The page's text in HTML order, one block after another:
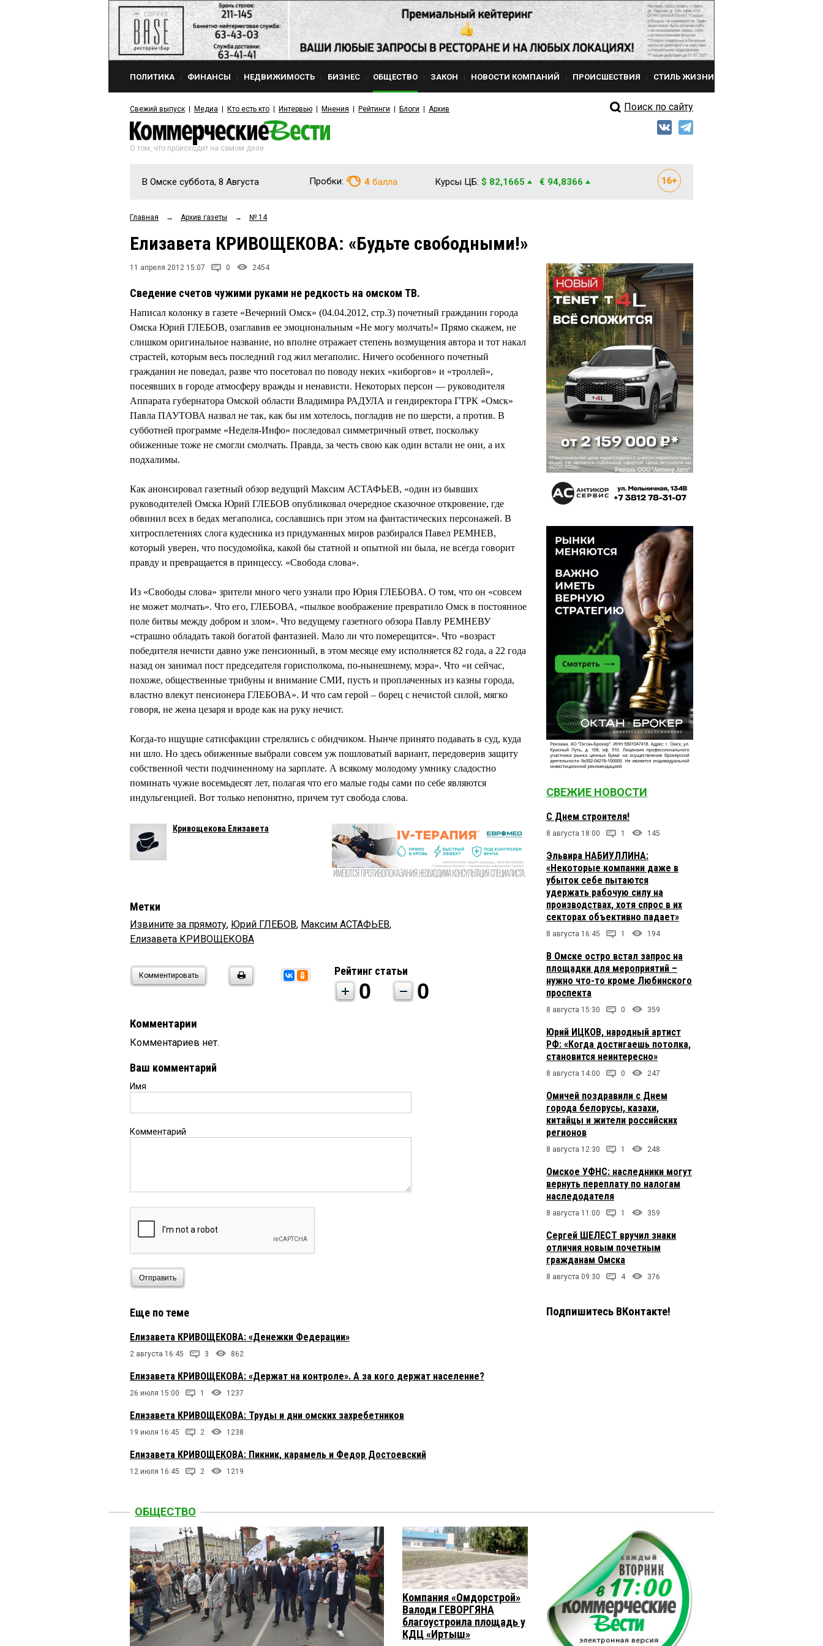
ПОЛИТИКА ФИНАНСЫ НЕДВИЖИМОСТЬ БИЗНЕС ОБЩЕСТВО ЗАКОН НОВОСТИ КОМПАНИЙ ПРОИСШЕСТВИЯ СТИЛЬ ЖИЗНИ
Свежий выпуск Медиа Кто есть кто Интервью Мнения Рейтинги Блоги Архив Поиск по сайту
О том, что происходит на самом деле
В Омске суббота, 8 Августа Пробки: 4 балла Курсы ЦБ: $ 82,1665 € 94,8366
Главная → Архив газеты → № 14
Елизавета КРИВОЩЕКОВА: «Будьте свободными!»
11 апреля 2012 15:07 0 2454
Сведение счетов чужими руками не редкость на омском ТВ.
Написал колонку в газете «Вечерний Омск» (04.04.2012, стр.3) почетный гражданин города
Омска Юрий ГЛЕБОВ, озаглавив ее эмоциональным «Не могу молчать!» Прямо скажем, не
слишком оригинальное название, но вполне отражает степень возмущения автора и тот накал
страстей, которым весь последний год жил мегаполис. Ничего особенного почетный
гражданин не поведал, разве что посетовал по поводу неких «киборгов» и «троллей»,
посеявших в городе атмосферу вражды и ненависти. Некоторых персон — руководителя
Аппарата губернатора Омской области Владимира РАДУЛА и гендиректора ГТРК «Омск»
Павла ПАУТОВА назвал не так, как бы им хотелось, погладив не по шерсти, а против. В
субботней программе «Неделя-Инфо» последовал симметричный ответ, поскольку
обиженные тоже не смогли смолчать. Правда, за честь свою как один встали не они, а их
подхалимы.
Как анонсировал газетный обзор ведущий Максим АСТАФЬЕВ, «один из бывших
руководителей Омска Юрий ГЛЕБОВ опубликовал очередное сказочное откровение, где
обвинил всех в бедах мегаполиса, сославшись при этом на фантастических персонажей. В
хитросплетениях слога кудесника из придуманных миров разбирался Павел РЕМНЕВ,
который уверен, что посудомойка, какой бы статной и опытной ни была, не всегда говорит
правду и превращается в принцессу. «Свобода слова».
Из «Свободы слова» зрители много чего узнали про Юрия ГЛЕБОВА. О том, что он «совсем
не может молчать». Что его, ГЛЕБОВА, «пылкое воображение превратило Омск в постоянное
поле битвы между добром и злом». Что ведущему газетного обзора Павлу РЕМНЕВУ
«страшно обладать такой богатой фантазией. Мало ли что померещится». Что «возраст
победителя нечисти давно уже пенсионный, в этом месяце ему исполняется 82 года, а 22 года
назад он занимал пост председателя горисполкома, по-нынешнему, мэра». Что «и сейчас,
похоже, общественные трибуны и внимание СМИ, пусть и проплаченных из казны города,
властно влекут пенсионера ГЛЕБОВА». И что сам герой – борец с нечистой силой, мягко
говоря, не жена цезаря и вроде как на руку нечист.
Когда-то ищущие сатисфакции стрелялись с обидчиком. Нынче принято подавать в суд, куда
ни шло. Но здесь обиженные выбрали совсем уж пошловатый вариант, передоверив защиту
собственной чести подчиненному на зарплате. А всякому молодому умнику сладостно
поминать чужие восемьдесят лет, полагая что его малые годы сами по себе являются
индульгенцией. Вот только непонятно, причем тут свобода слова.
Кривощекова Елизавета
Метки
Извините за прямоту, Юрий ГЛЕБОВ, Максим АСТАФЬЕВ,
Елизавета КРИВОЩЕКОВА
Комментировать Рейтинг статьи
0 0
Комментарии
Комментариев нет.
Ваш комментарий
Имя
Комментарий
Отправить
Еще по теме
Елизавета КРИВОЩЕКОВА: «Денежки Федерации»
2 августа 16:45 3 862
Елизавета КРИВОЩЕКОВА: «Держат на контроле». А за кого держат население?
26 июля 15:00 1 1237
Елизавета КРИВОЩЕКОВА: Труды и дни омских захребетников
19 июля 16:45 2 1238
Елизавета КРИВОЩЕКОВА: Пикник, карамель и Федор Достоевский
12 июля 16:45 2 1219
СВЕЖИЕ НОВОСТИ
С Днем строителя!
8 августа 18:00 1 145
Эльвира НАБИУЛЛИНА:
«Некоторые компании даже в
убыток себе пытаются
удержать рабочую силу на
производствах, хотя спрос в их
секторах объективно падает»
8 августа 16:45 1 194
В Омске остро встал запрос на
площадки для мероприятий –
нужно что-то кроме Любинского
проспекта
8 августа 15:30 0 359
Юрий ИЦКОВ, народный артист
РФ: «Когда достигаешь потолка,
становится неинтересно»
8 августа 14:00 0 247
Омичей поздравили с Днем
города белорусы, казахи,
китайцы и жители российских
регионов
8 августа 12:30 1 248
Омское УФНС: наследники могут
вернуть переплату по налогам
наследодателя
8 августа 11:00 1 359
Сергей ШЕЛЕСТ вручил знаки
отличия новым почетным
гражданам Омска
8 августа 09:30 4 376
Подпишитесь ВКонтакте!
ОБЩЕСТВО
Компания «Омдорстрой»
Валоди ГЕВОРГЯНА
благоустроила площадь у
КДЦ «Иртыш»